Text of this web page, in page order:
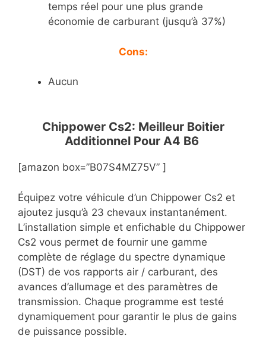
temps réel pour une plus grande
économie de carburant (jusqu’à 37%)
Cons:
Aucun
Chippower Cs2: Meilleur Boitier
Additionnel Pour A4 B6
[amazon box=”B07S4MZ75V” ]
Équipez votre véhicule d’un Chippower Cs2 et
ajoutez jusqu’à 23 chevaux instantanément.
L’installation simple et enfichable du Chippower
Cs2 vous permet de fournir une gamme
complète de réglage du spectre dynamique
(DST) de vos rapports air / carburant, des
avances d’allumage et des paramètres de
transmission. Chaque programme est testé
dynamiquement pour garantir le plus de gains
de puissance possible.